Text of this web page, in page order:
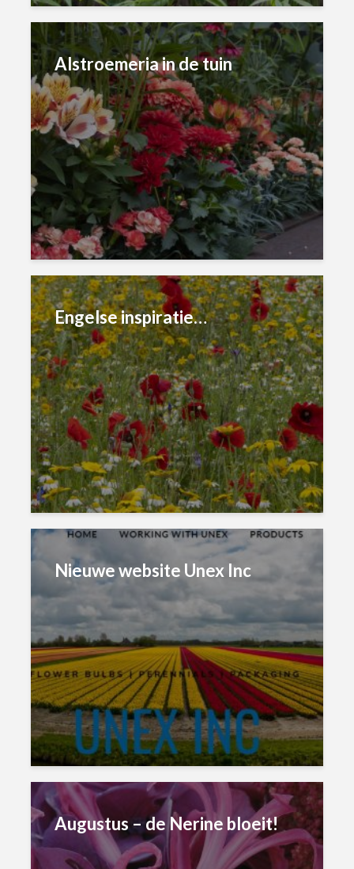
Alstroemeria in de tuin
Engelse inspiratie…
Nieuwe website Unex Inc
Augustus – de Nerine bloeit!